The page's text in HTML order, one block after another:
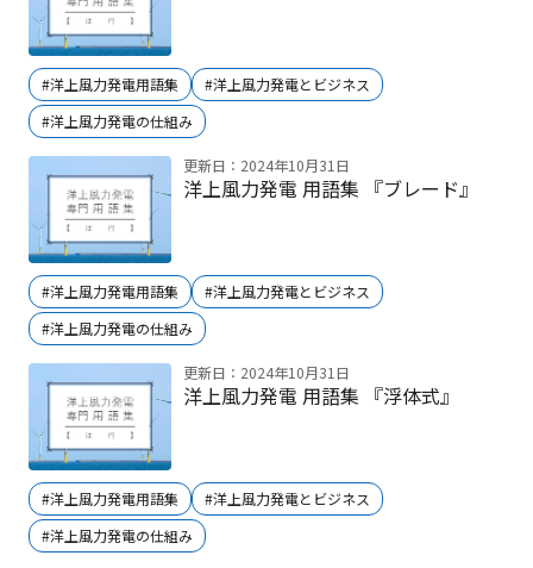
#洋上風力発電用語集
#洋上風力発電とビジネス
#洋上風力発電の仕組み
更新日：2024年10月31日
洋上風力発電 用語集 『ブレード』
#洋上風力発電用語集
#洋上風力発電とビジネス
#洋上風力発電の仕組み
更新日：2024年10月31日
洋上風力発電 用語集 『浮体式』
#洋上風力発電用語集
#洋上風力発電とビジネス
#洋上風力発電の仕組み